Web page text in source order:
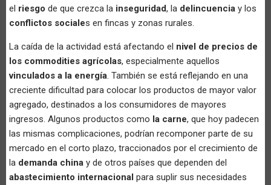
el riesgo de que crezca la inseguridad, la delincuencia y los
conflictos sociales en fincas y zonas rurales.
La caída de la actividad está afectando el nivel de precios de
los commodities agrícolas, especialmente aquellos
vinculados a la energía. También se está reflejando en una
creciente dificultad para colocar los productos de mayor valor
agregado, destinados a los consumidores de mayores
ingresos. Algunos productos como la carne, que hoy padecen
las mismas complicaciones, podrían recomponer parte de su
mercado en el corto plazo, traccionados por el crecimiento de
la demanda china y de otros países que dependen del
abastecimiento internacional para suplir sus necesidades